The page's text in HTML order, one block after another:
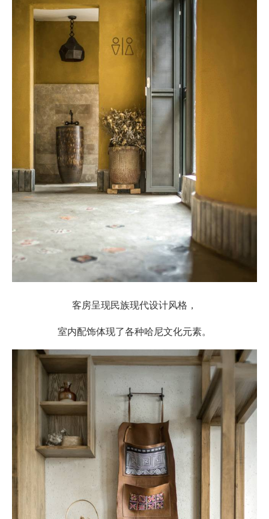
客房呈现民族现代设计风格，
室内配饰体现了各种哈尼文化元素。